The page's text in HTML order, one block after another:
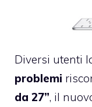
Diversi utenti
problemi
da 27”, il